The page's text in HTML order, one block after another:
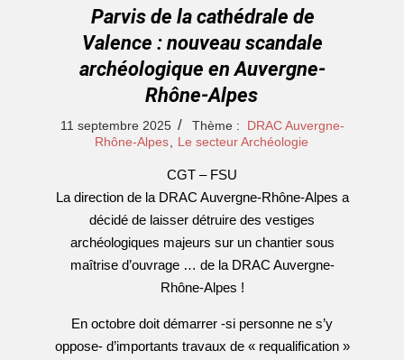
Parvis de la cathédrale de
Valence : nouveau scandale
archéologique en Auvergne-
Rhône-Alpes
2025-
11 septembre 2025 Thème :
DRAC Auvergne-
Rhône-Alpes
Le secteur Archéologie
CGT – FSU
La direction de la DRAC Auvergne-Rhône-Alpes a
décidé de laisser détruire des vestiges
archéologiques majeurs sur un chantier sous
maîtrise d’ouvrage … de la DRAC Auvergne-
Rhône-Alpes !
En octobre doit démarrer -si personne ne s’y
oppose- d’importants travaux de « requalification »